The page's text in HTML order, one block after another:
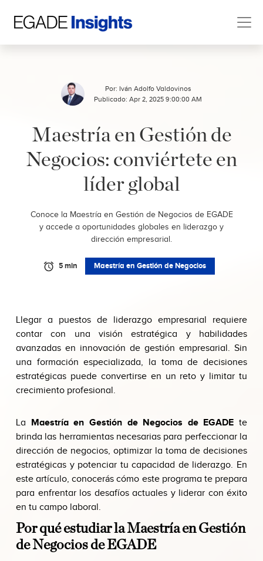
Por: Iván Adolfo Valdovinos
Publicado: Apr 2, 2025 9:00:00 AM
Maestría en Gestión de
Negocios: conviértete en
líder global
Conoce la Maestría en Gestión de Negocios de EGADE
y accede a oportunidades globales en liderazgo y
dirección empresarial.
5 min Maestría en Gestión de Negocios
Llegar a puestos de liderazgo empresarial requiere
contar con una visión estratégica y habilidades
avanzadas en innovación de gestión empresarial. Sin
una formación especializada, la toma de decisiones
estratégicas puede convertirse en un reto y limitar tu
crecimiento profesional.
La Maestría en Gestión de Negocios de EGADE te
brinda las herramientas necesarias para perfeccionar la
dirección de negocios, optimizar la toma de decisiones
estratégicas y potenciar tu capacidad de liderazgo. En
este artículo, conocerás cómo este programa te prepara
para enfrentar los desafíos actuales y liderar con éxito
en tu campo laboral.
Por qué estudiar la Maestría en Gestión
de Negocios de EGADE